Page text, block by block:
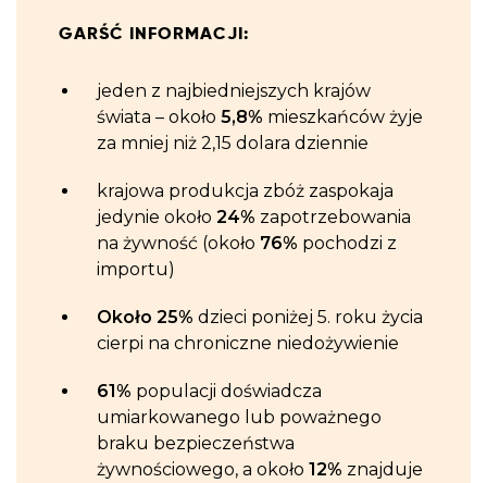
GARŚĆ INFORMACJI:
jeden z najbiedniejszych krajów
świata – około 5,8% mieszkańców żyje
za mniej niż 2,15 dolara dziennie
krajowa produkcja zbóż zaspokaja
jedynie około 24% zapotrzebowania
na żywność (około 76% pochodzi z
importu)
Około 25% dzieci poniżej 5. roku życia
cierpi na chroniczne niedożywienie
61% populacji doświadcza
umiarkowanego lub poważnego
braku bezpieczeństwa
żywnościowego, a około 12% znajduje